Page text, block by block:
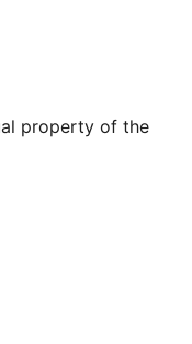
property of the